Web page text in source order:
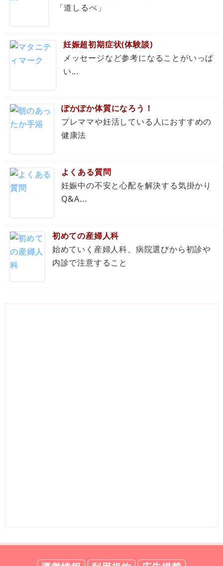
「道しるべ」
妊娠超初期症状(体験談)
メッセージなど参考になることがいっぱ
い...
ぽかぽか体質になろう！
プレママや妊活している人におすすめの
健康法
よくある質問
妊娠中の不安と心配を解決する気掛かり
Q&A...
初めての産婦人科
始めていく産婦人科、病院選びから初診や
内診で注意すること